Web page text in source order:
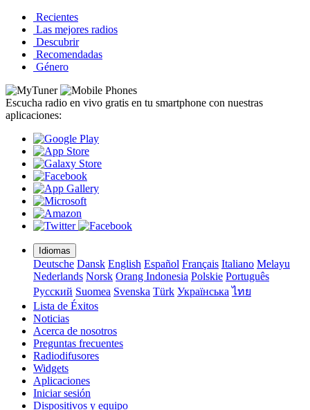
Recientes
Las mejores radios
Descubrir
Recomendadas
Género
Escucha radio en vivo gratis en tu smartphone con nuestras
aplicaciones:
Idiomas
Deutsche Dansk English Español Français Italiano Melayu
Nederlands Norsk Orang Indonesia Polskie Português
Pусский Suomea Svenska Türk Українська ไทย
Lista de Éxitos
Noticias
Acerca de nosotros
Preguntas frecuentes
Radiodifusores
Widgets
Aplicaciones
Iniciar sesión
Dispositivos y equipo